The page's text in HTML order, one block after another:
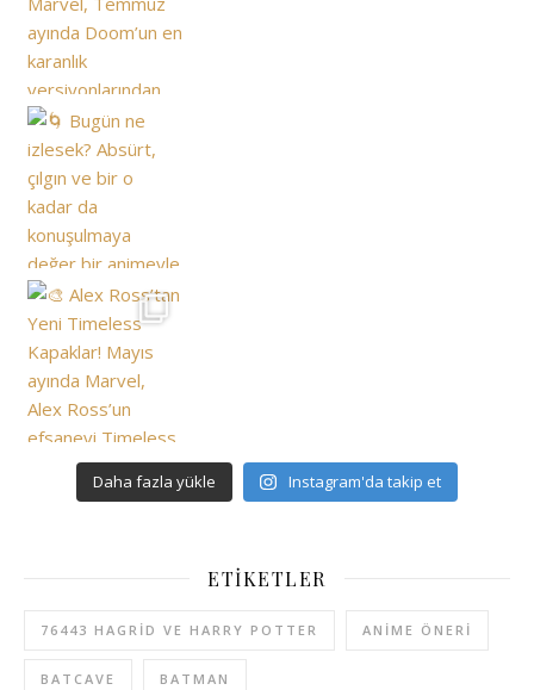
Daha fazla yükle Instagram'da takip et
ETIKETLER
76443 HAGRID VE HARRY POTTER ANIME ÖNERI
BATCAVE BATMAN